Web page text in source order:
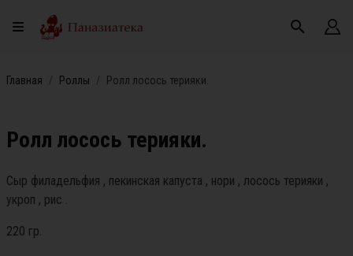
Главная Роллы Ролл лосось терияки.
Ролл лосось терияки.
Сыр филадельфия , пекинская капуста , нори , лосось терияки ,
укроп , рис .
220 гр.